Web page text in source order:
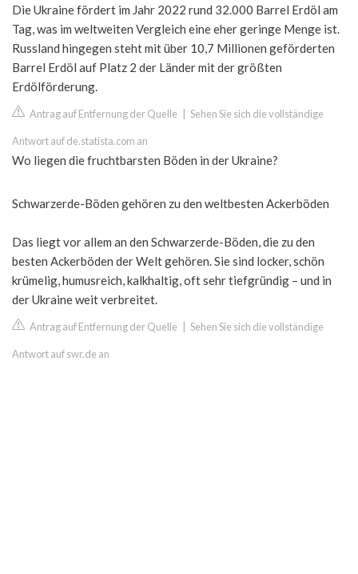
Die Ukraine fördert im Jahr 2022 rund 32.000 Barrel Erdöl am
Tag, was im weltweiten Vergleich eine eher geringe Menge ist.
Russland hingegen steht mit über 10,7 Millionen geförderten
Barrel Erdöl auf Platz 2 der Länder mit der größten
Erdölförderung.
Antrag auf Entfernung der Quelle Sehen Sie sich die vollständige
Antwort auf de.statista.com an
Wo liegen die fruchtbarsten Böden in der Ukraine?
Schwarzerde-Böden gehören zu den weltbesten Ackerböden
Das liegt vor allem an den Schwarzerde-Böden, die zu den
besten Ackerböden der Welt gehören. Sie sind locker, schön
krümelig, humusreich, kalkhaltig, oft sehr tiefgründig – und in
der Ukraine weit verbreitet.
Antrag auf Entfernung der Quelle Sehen Sie sich die vollständige
Antwort auf swr.de an